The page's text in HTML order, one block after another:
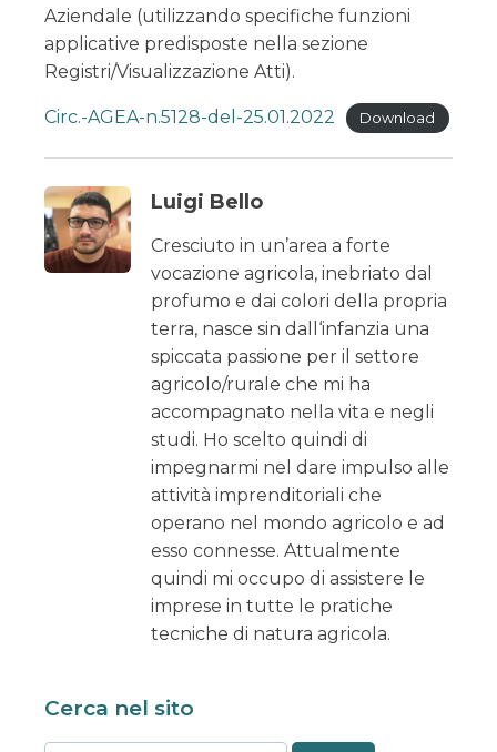
Aziendale (utilizzando specifiche funzioni
applicative predisposte nella sezione
Registri/Visualizzazione Atti).
Circ.-AGEA-n.5128-del-25.01.2022 Download
Luigi Bello
Cresciuto in un’area a forte
vocazione agricola, inebriato dal
profumo e dai colori della propria
terra, nasce sin dall‘infanzia una
spiccata passione per il settore
agricolo/rurale che mi ha
accompagnato nella vita e negli
studi. Ho scelto quindi di
impegnarmi nel dare impulso alle
attività imprenditoriali che
operano nel mondo agricolo e ad
esso connesse. Attualmente
quindi mi occupo di assistere le
imprese in tutte le pratiche
tecniche di natura agricola.
Cerca nel sito